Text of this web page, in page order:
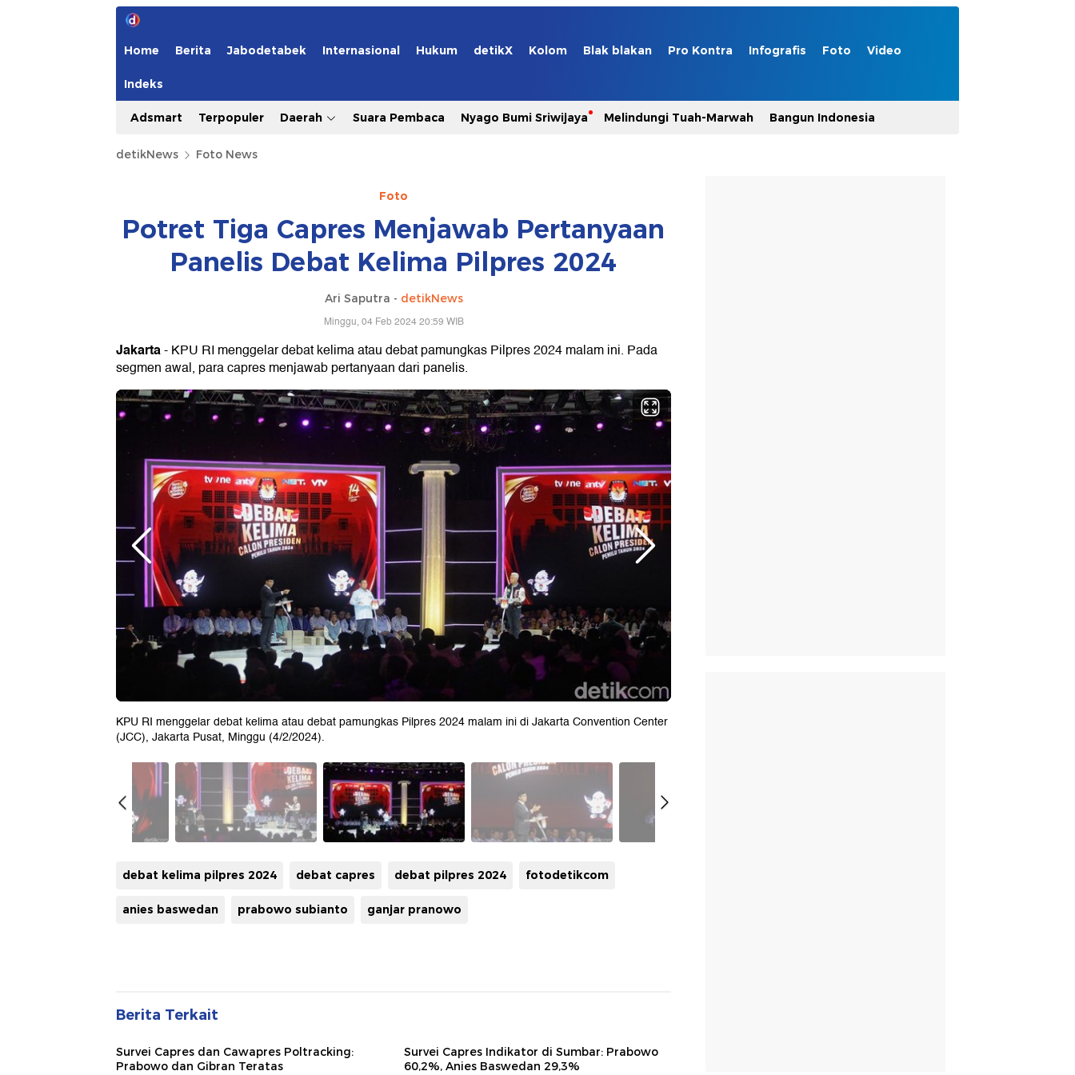
Home Berita Jabodetabek Internasional Hukum detikX Kolom Blak blakan Pro Kontra Infografis Foto Video
Indeks
Adsmart Terpopuler Daerah Suara Pembaca Nyago Bumi Sriwijaya Melindungi Tuah-Marwah Bangun Indonesia
detikNews Foto News
Foto
Potret Tiga Capres Menjawab Pertanyaan
Panelis Debat Kelima Pilpres 2024
Ari Saputra - detikNews
Minggu, 04 Feb 2024 20:59 WIB
Jakarta- KPU RI menggelar debat kelima atau debat pamungkas Pilpres 2024 malam ini. Pada
segmen awal, para capres menjawab pertanyaan dari panelis.
KPU RI menggelar debat kelima atau debat pamungkas Pilpres 2024 malam ini di Jakarta Convention Center
(JCC), Jakarta Pusat, Minggu (4/2/2024).
debat kelima pilpres 2024 debat capres debat pilpres 2024 fotodetikcom
anies baswedan prabowo subianto ganjar pranowo
Berita Terkait
Survei Capres dan Cawapres Poltracking:
Prabowo dan Gibran Teratas
Survei Capres Indikator di Sumbar: Prabowo
60,2%, Anies Baswedan 29,3%